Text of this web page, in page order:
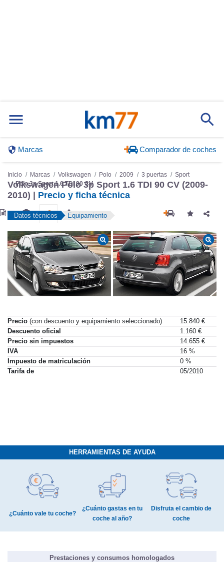
Marcas Comparador de coches
Inicio Marcas Volkswagen Polo 2009 3 puertas
Sport
Polo 3p Sport 1.6 TDI 90 CV
Volkswagen Polo 3p Sport 1.6 TDI 90 CV (2009-
2010) | Precio y ficha técnica
Datos técnicos Equipamiento
Precio (con descuento y equipamiento seleccionado)
15.840 €
Descuento oficial
1.160 €
Precio sin impuestos
14.655 €
IVA
16 %
Impuesto de matriculación
0 %
Tarifa de
05/2010
HERRAMIENTAS DE AYUDA
¿Cuánto vale tu coche?
¿Cuánto gastas en tu
coche al año?
Disfruta el cambio de
coche
Prestaciones y consumos homologados